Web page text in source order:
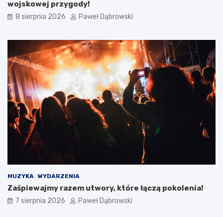
i
a
o
z
y
m
n
a
l
e
ż
ę
t
a
i
b
y
y
j
s
k
a
e
d
u
w
j
.
wojskowej przygody!
8 sierpnia 2026 Paweł Dąbrowski
MUZYKA WYDARZENIA
Zaśpiewajmy razem utwory, które łączą pokolenia!
7 sierpnia 2026 Paweł Dąbrowski